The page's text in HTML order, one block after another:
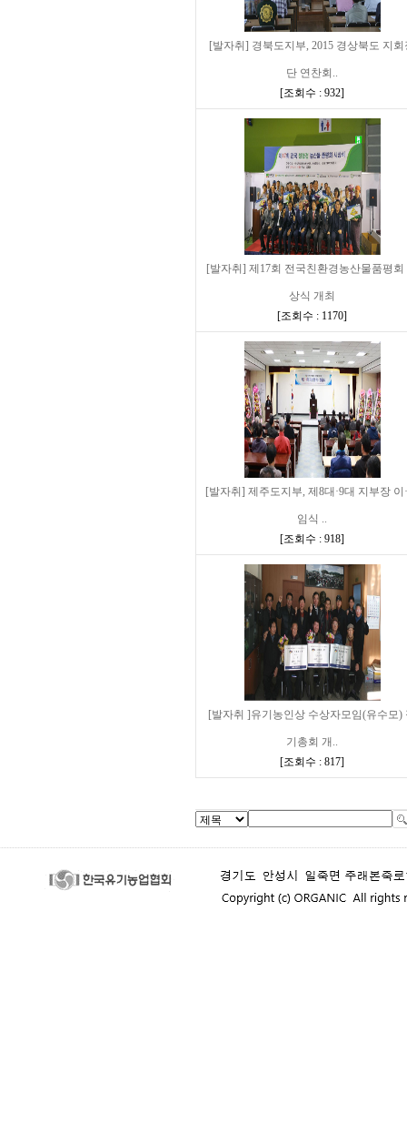
[발자취] 경북도지부, 2015 경상북도 지회
단 연찬회..
[조회수 : 932]
[발자취] 제17회 전국친환경농산물품평회
상식 개최
[조회수 : 1170]
[발자취] 제주도지부, 제8대·9대 지부장 이
임식 ..
[조회수 : 918]
[발자취 ]유기농인상 수상자모임(유수모)
기총회 개..
[조회수 : 817]